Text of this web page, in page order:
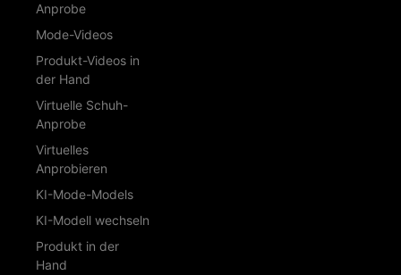
Anprobe
Mode-Videos
Produkt-Videos in
der Hand
Virtuelle Schuh-
Anprobe
Virtuelles
Anprobieren
KI-Mode-Models
KI-Modell wechseln
Produkt in der
Hand